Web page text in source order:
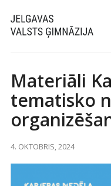
Materiāli
tematisko
4. OKTOBRIS, 2024